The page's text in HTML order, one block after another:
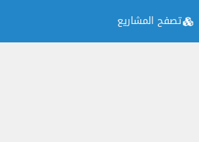
تصفح المشاريع